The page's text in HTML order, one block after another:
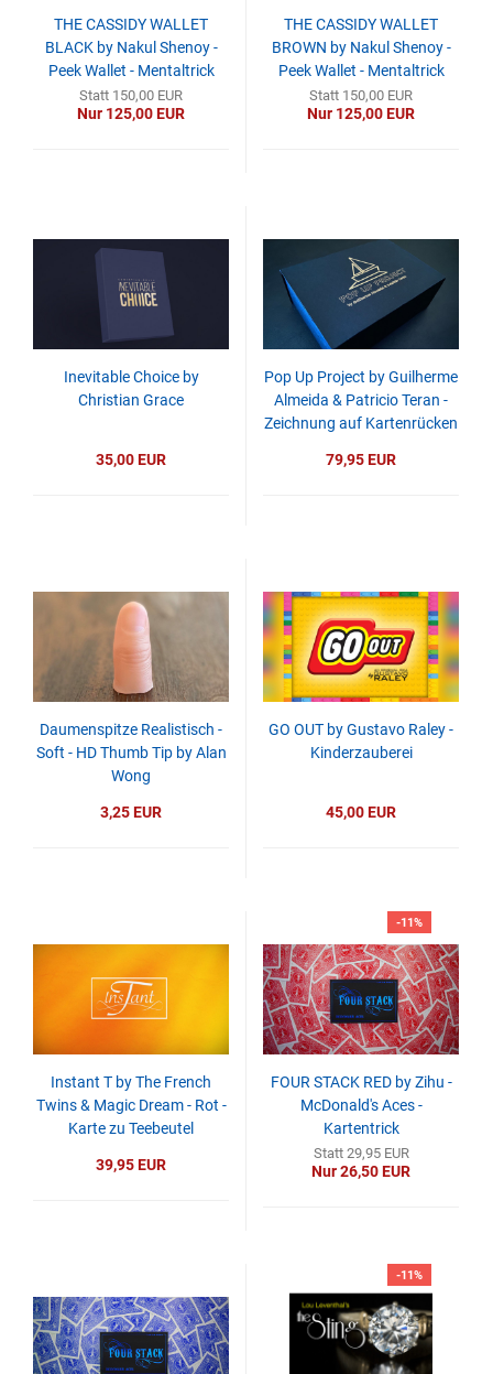
THE CASSIDY WALLET
BLACK by Nakul Shenoy -
Peek Wallet - Mentaltrick
Statt 150,00 EUR
Nur 125,00 EUR
THE CASSIDY WALLET
BROWN by Nakul Shenoy -
Peek Wallet - Mentaltrick
Statt 150,00 EUR
Nur 125,00 EUR
Inevitable Choice by
Christian Grace
35,00 EUR
Pop Up Project by Guilherme
Almeida & Patricio Teran -
Zeichnung auf Kartenrücken
Verwandlungstrick
79,95 EUR
Daumenspitze Realistisch -
Soft - HD Thumb Tip by Alan
Wong
3,25 EUR
GO OUT by Gustavo Raley -
Kinderzauberei
45,00 EUR
Instant T by The French
Twins & Magic Dream - Rot -
Karte zu Teebeutel
39,95 EUR
-11%
FOUR STACK RED by Zihu -
McDonald's Aces -
Kartentrick
Statt 29,95 EUR
Nur 26,50 EUR
-11%